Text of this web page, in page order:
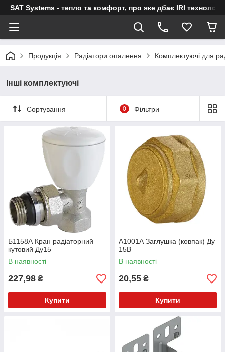
SAT Systems - тепло та комфорт, про яке дбає IRI технологія
Продукція Радіатори опалення Комплектуючі для
Інші комплектуючі
Сортування 0 Фільтри
Б1158А Кран радiаторний
кутовий Ду15
В наявності
227,98 ₴
Купити
А1001А Заглушка (ковпак) Ду
15В
В наявності
20,55 ₴
Купити